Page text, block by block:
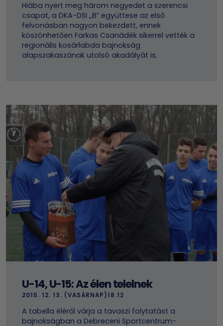
Hiába nyert meg három negyedet a szerencsi
csapat, a DKA-DSI ,,B” együttese az első
felvonásban nagyon bekezdett, ennek
köszönhetően Farkas Csanádék sikerrel vették a
regionális kosárlabda bajnokság
alapszakaszának utolsó akadályát is.
U-14, U-15: Az élen telelnek
2015. 12. 13. (VASÁRNAP)18.12
A tabella éléről várja a tavaszi folytatást a
bajnokságban a Debreceni Sportcentrum-